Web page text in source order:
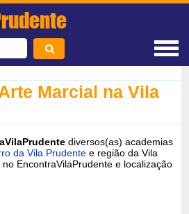
Marcial na Vila
diversos(as) academias
da Vila Prudente e região da Vila
EncontraVilaPrudente e localização